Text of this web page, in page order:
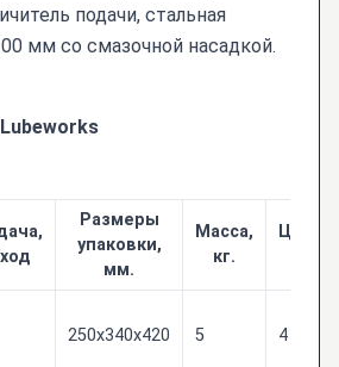
подачи, стальная
мм со смазочной насадкой.
Размеры
упаковки,
мм.
Масса,
кг.
Цена
250x340x420 5 4 651